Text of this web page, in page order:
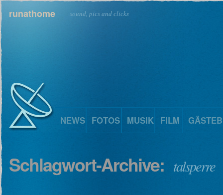
runathome sound, pics and clicks
NEWS FOTOS MUSIK FILM
Schlagwort-Archive: talsperre